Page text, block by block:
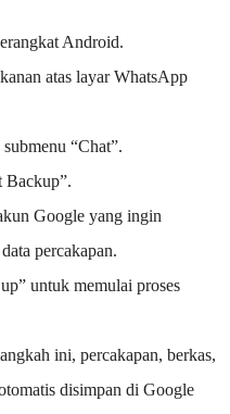
Android.
atas layar WhatsApp
“Chat”.
Backup”.
Google yang ingin
percakapan.
untuk memulai proses
ini, percakapan, berkas,
disimpan di Google